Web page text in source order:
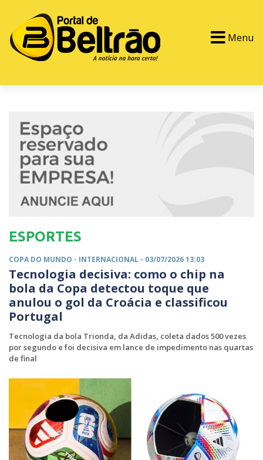
Menu
ESPORTES
COPA DO MUNDO - INTERNACIONAL - 03/07/2026 13:03
Tecnologia decisiva: como o chip na
bola da Copa detectou toque que
anulou o gol da Croácia e classificou
Portugal
Tecnologia da bola Trionda, da Adidas, coleta dados 500 vezes
por segundo e foi decisiva em lance de impedimento nas quartas
de final